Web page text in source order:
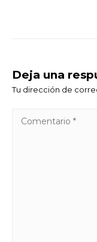
Deja una
Tu dirección de